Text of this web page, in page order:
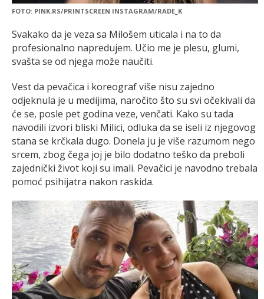
FOTO: PINK.RS/PRINTSCREEN INSTAGRAM/RADE_K
Svakako da je veza sa Milošem uticala i na to da
profesionalno napredujem. Učio me je plesu, glumi,
svašta se od njega može naučiti.
Vest da pevačica i koreograf više nisu zajedno
odjeknula je u medijima, naročito što su svi očekivali da
će se, posle pet godina veze, venčati. Kako su tada
navodili izvori bliski Milici, odluka da se iseli iz njegovog
stana se krčkala dugo. Donela ju je više razumom nego
srcem, zbog čega joj je bilo dodatno teško da preboli
zajednički život koji su imali. Pevačici je navodno trebala
pomoć psihijatra nakon raskida.